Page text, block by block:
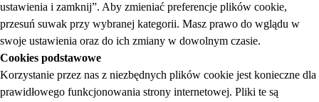
ustawienia i zamknij”. Aby zmieniać preferencje plików cookie,
przesuń suwak przy wybranej kategorii. Masz prawo do wglądu w
swoje ustawienia oraz do ich zmiany w dowolnym czasie.
Cookies podstawowe
Korzystanie przez nas z niezbędnych plików cookie jest konieczne dla
prawidłowego funkcjonowania strony internetowej. Pliki te są